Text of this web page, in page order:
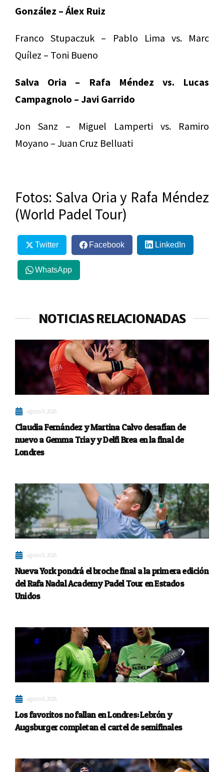
González – Álex Ruiz
Franco Stupaczuk – Pablo Lima vs. Marc
Quílez – Toni Bueno
Salva Oria – Rafa Méndez vs. Lucas
Campagnolo – Javi Garrido
Jon Sanz – Miguel Lamperti vs. Ramiro
Moyano – Juan Cruz Belluati
Fotos: Salva Oria y Rafa Méndez
(World Padel Tour)
Twitter Facebook LinkedIn
WhatsApp
NOTICIAS RELACIONADAS
agosto 8, 2026
Claudia Fernández y Martina Calvo desafían de
nuevo a Gemma Triay y Delfi Brea en la final de
Londres
agosto 8, 2026
Nueva York pondrá el broche final a la primera edición
del Rafa Nadal Academy Padel Tour en Estados
Unidos
agosto 8, 2026
Los favoritos no fallan en Londres: Lebrón y
Augsburger completan el cartel de semifinales